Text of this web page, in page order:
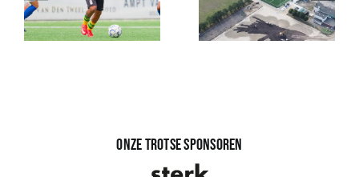
Onze trotse sponsoren